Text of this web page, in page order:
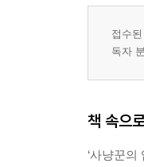
접수
독자
책 속으
‘사냥꾼의